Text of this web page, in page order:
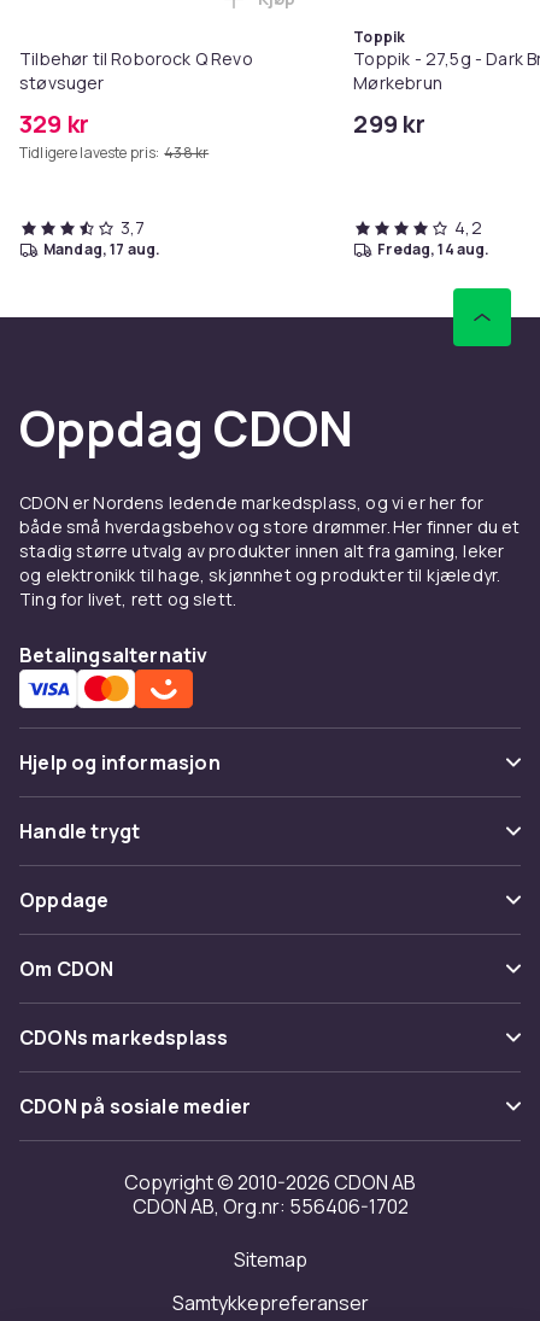
Tilbehør til Roborock Q Revo
støvsuger
329 kr
Tidligere laveste pris: 438 kr
Legg Tilbehør til Roborock Q
3,7
mandag, 17 aug.
Toppik
Toppik - 27,5g - Dark
Mørkebrun
299 kr
4,2
fredag, 14 aug.
Oppdag CDON
CDON er Nordens ledende markedsplass, og vi er her for
både små hverdagsbehov og store drømmer. Her finner du et
stadig større utvalg av produkter innen alt fra gaming, leker
og elektronikk til hage, skjønnhet og produkter til kjæledyr.
Ting for livet, rett og slett.
Betalingsalternativ
Hjelp og informasjon
Vanlige spørsmål
Spor pakke
Angre & returner her
Kontakt oss
Handle trygt
Betaling
Levering
Tilbakekallinger
Oppdage
Kategorier
Varemerker
Om CDON
Om oss
Kundeanmeldelser
Jobbe på CDON
Investor relations
Tilgjengelighet
CDONs markedsplass
Merchant Help Center
CDON på sosiale medier
Copyright © 2010-2026 CDON AB
CDON AB, Org.nr: 556406-1702
Sitemap
Samtykkepreferanser